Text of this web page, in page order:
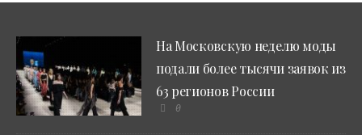
На Московскую неделю моды
подали более тысячи заявок из
63 регионов России
0